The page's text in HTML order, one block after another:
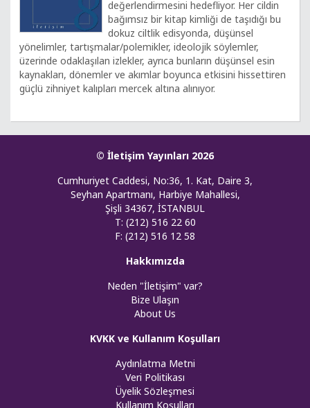
değerlendirmesini hedefliyor. Her cildin
bağımsız bir kitap kimliği de taşıdığı bu
dokuz ciltlik edisyonda, düşünsel
yönelimler, tartışmalar/polemikler, ideolojik söylemler,
üzerinde odaklaşılan izlekler, ayrıca bunların düşünsel esin
kaynakları, dönemler ve akımlar boyunca etkisini hissettiren
güçlü zihniyet kalıpları mercek altına alınıyor.
© İletişim Yayınları 2026
Cumhuriyet Caddesi, No:36, 1. Kat, Daire 3,
Seyhan Apartmanı, Harbiye Mahallesi,
Şişli 34367, İSTANBUL
T: (212) 516 22 60
F: (212) 516 12 58
Hakkımızda
Neden "İletişim" var?
Bize Ulaşın
About Us
KVKK ve Kullanım Koşulları
Aydınlatma Metni
Veri Politikası
Üyelik Sözleşmesi
Kullanım Koşulları